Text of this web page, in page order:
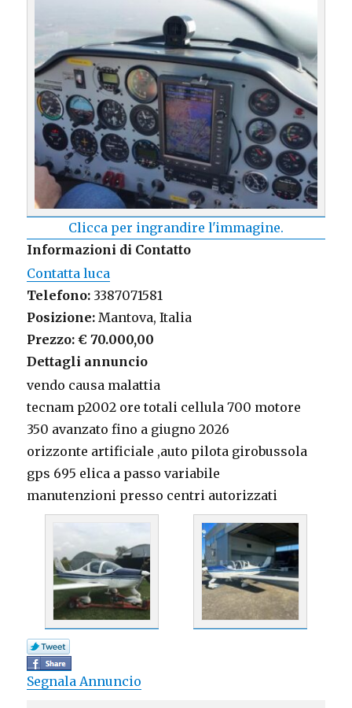
Clicca per ingrandire l'immagine.
Informazioni di Contatto
Contatta luca
Telefono: 3387071581
Posizione: Mantova, Italia
Prezzo: € 70.000,00
Dettagli annuncio
vendo causa malattia
tecnam p2002 ore totali cellula 700 motore
350 avanzato fino a giugno 2026
orizzonte artificiale ,auto pilota girobussola
gps 695 elica a passo variabile
manutenzioni presso centri autorizzati
Segnala Annuncio